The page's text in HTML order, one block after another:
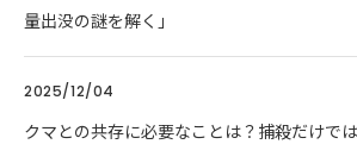
量出没の謎を解く」
2025/12/04
クマとの共存に必要なことは？捕殺だけで